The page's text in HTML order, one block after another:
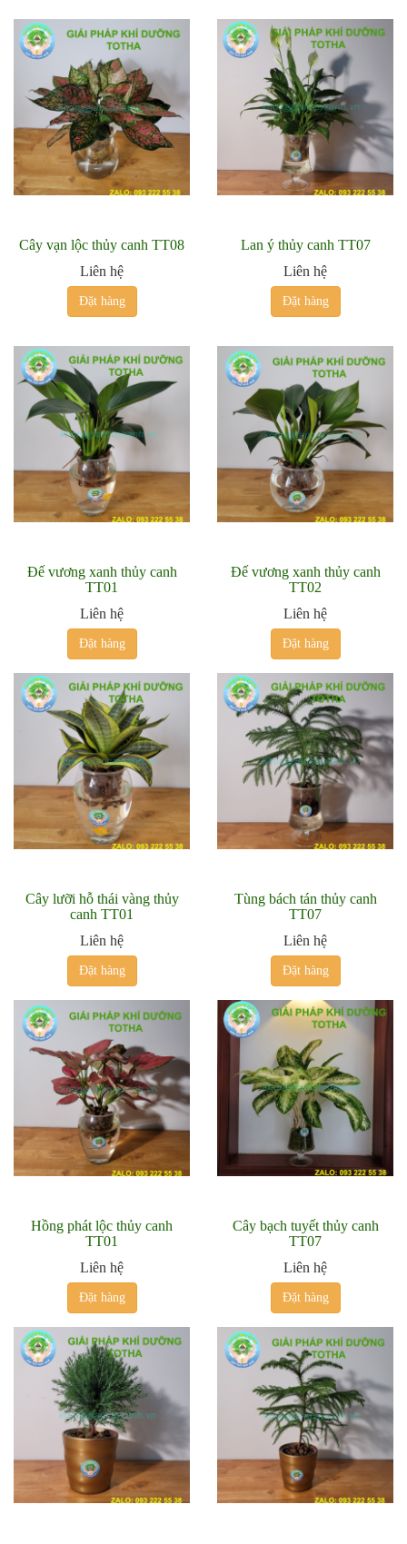
Cây vạn lộc thủy canh TT08
Liên hệ
Đặt hàng
Lan ý thủy canh TT07
Liên hệ
Đặt hàng
Đế vương xanh thủy canh
TT01
Liên hệ
Đặt hàng
Đế vương xanh thủy canh
TT02
Liên hệ
Đặt hàng
Cây lưỡi hỗ thái vàng thủy
canh TT01
Liên hệ
Đặt hàng
Tùng bách tán thủy canh
TT07
Liên hệ
Đặt hàng
Hồng phát lộc thủy canh
TT01
Liên hệ
Đặt hàng
Cây bạch tuyết thủy canh
TT07
Liên hệ
Đặt hàng